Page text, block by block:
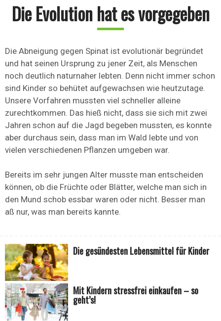
Die Evolution hat es vorgegeben
Die Abneigung gegen Spinat ist evolutionär begründet
und hat seinen Ursprung zu jener Zeit, als Menschen
noch deutlich naturnaher lebten. Denn nicht immer schon
sind Kinder so behütet aufgewachsen wie heutzutage.
Unsere Vorfahren mussten viel schneller alleine
zurechtkommen. Das hieß nicht, dass sie sich mit zwei
Jahren schon auf die Jagd begeben mussten, es konnte
aber durchaus sein, dass man im Wald lebte und von
vielen verschiedenen Pflanzen umgeben war.
Bereits im sehr jungen Alter musste man entscheiden
können, ob die Früchte oder Blätter, welche man sich in
den Mund schob essbar waren oder nicht. Besser man
aß nur, was man bereits kannte.
Die gesündesten Lebensmittel für Kinder
Mit Kindern stressfrei einkaufen – so
geht’s!